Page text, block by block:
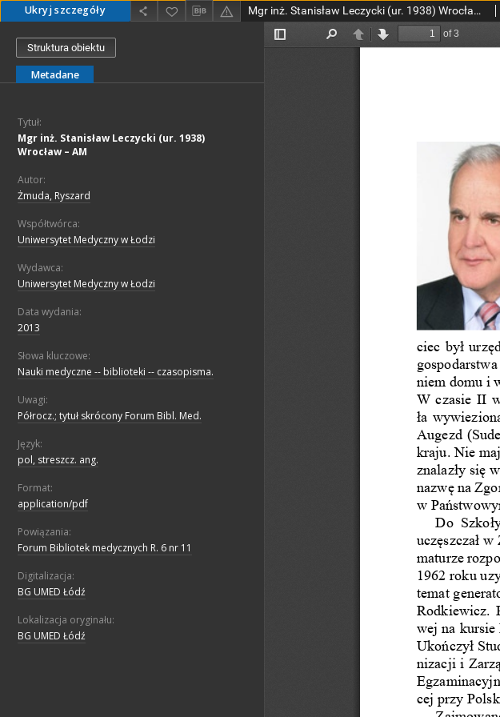
Ukryj szczegóły Mgr inż. Stanisław Leczycki (ur. 1938) Wrocław – AM
Struktura obiektu
Metadane
Tytuł:
Mgr inż. Stanisław Leczycki (ur. 1938)
Wrocław – AM
Autor:
Żmuda, Ryszard
Współtwórca:
Uniwersytet Medyczny w Łodzi
Wydawca:
Uniwersytet Medyczny w Łodzi
Data wydania:
2013
Słowa kluczowe:
Nauki medyczne -- biblioteki -- czasopisma.
Uwagi:
Półrocz.; tytuł skrócony Forum Bibl. Med.
Język:
pol, streszcz. ang.
Format:
application/pdf
Powiązania:
Forum Bibliotek medycznych R. 6 nr 11
Digitalizacja:
BG UMED Łódź
Lokalizacja oryginału:
BG UMED Łódź